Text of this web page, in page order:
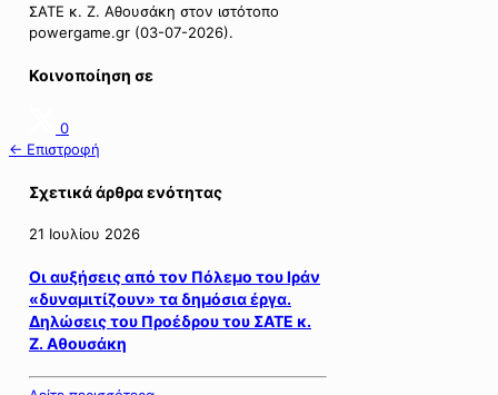
ΣΑΤΕ κ. Ζ. Αθουσάκη στον ιστότοπο
powergame.gr (03-07-2026).
Κοινοποίηση σε
0
← Επιστροφή
Σχετικά άρθρα ενότητας
21 Ιουλίου 2026
Οι αυξήσεις από τον Πόλεμο του Ιράν
«δυναμιτίζουν» τα δημόσια έργα.
Δηλώσεις του Προέδρου του ΣΑΤΕ κ.
Ζ. Αθουσάκη